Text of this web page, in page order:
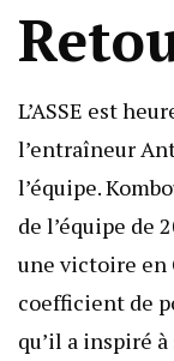
L’ASSE est
l’entraîneur
l’équipe.
de l’équipe de
une victoire en
coefficient de
qu’il a inspiré